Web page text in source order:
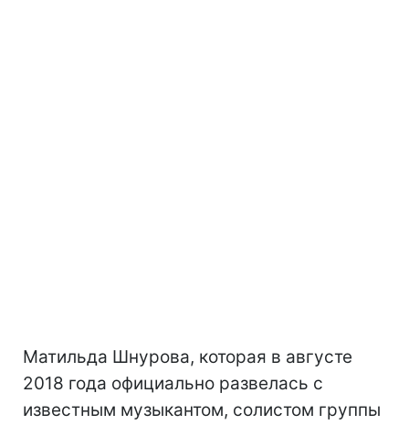
Матильда Шнурова, которая в августе
2018 года официально развелась с
известным музыкантом, солистом группы